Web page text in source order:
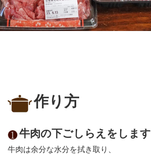
作り方
牛肉の下ごしらえをします
牛肉は余分な水分を拭き取り、